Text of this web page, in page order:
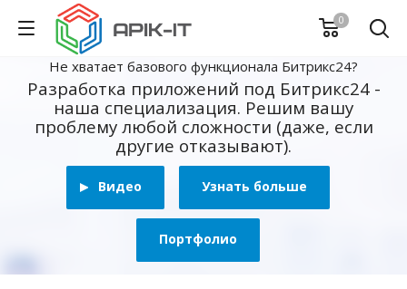
0
Не хватает базового функционала Битрикс24?
Разработка приложений под Битрикс24 -
наша специализация. Решим вашу
проблему любой сложности (даже, если
другие отказывают).
Видео Узнать больше
Портфолио